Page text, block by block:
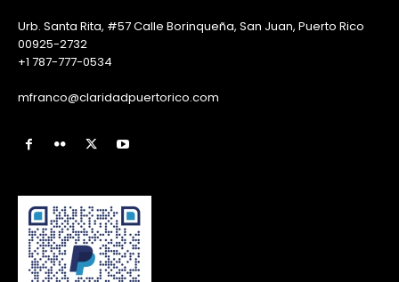
Urb. Santa Rita, #57 Calle Borinqueña, San Juan, Puerto Rico
00925-2732
+1 787-777-0534
mfranco@claridadpuertorico.com